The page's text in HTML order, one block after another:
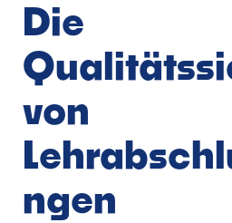
Die
von
ngen